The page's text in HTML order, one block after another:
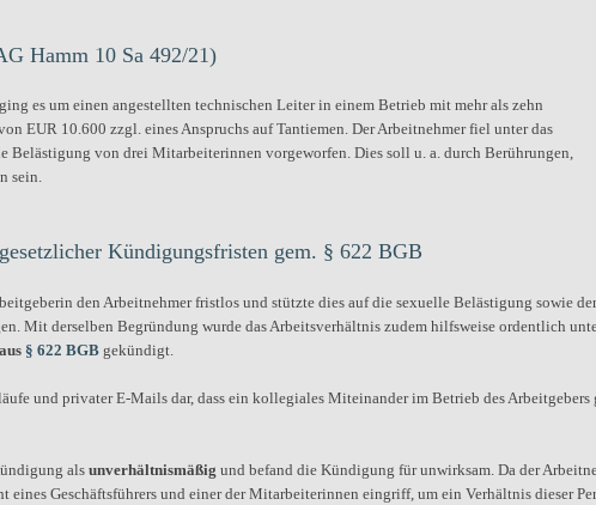
Hamm 10 Sa 492/21)
es um einen angestellten technischen Leiter in einem Betrieb mit mehr als zehn
EUR 10.600 zzgl. eines Anspruchs auf Tantiemen. Der Arbeitnehmer fiel unter das
Belästigung von drei Mitarbeiterinnen vorgeworfen. Dies soll u. a. durch Berührungen,
sein.
Kündigungsfristen gem. § 622 BGB
den Arbeitnehmer fristlos und stützte dies auf die sexuelle Belästigung sowie
Mit derselben Begründung wurde das Arbeitsverhältnis zudem hilfsweise ordentlich
§ 622 BGB gekündigt.
und privater E-Mails dar, dass ein kollegiales Miteinander im Betrieb des Arbeitgebers
als unverhältnismäßig und befand die Kündigung für unwirksam. Da der
eines Geschäftsführers und einer der Mitarbeiterinnen eingriff, um ein Verhältnis dieser